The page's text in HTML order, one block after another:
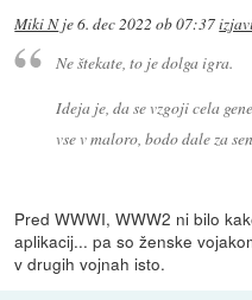
Miki Nje6. dec 2022 ob 07:37
Ne štekate, to je dolga igra.
Ideja je, da se vzgoji cela
vse v maloro, bodo dale za
Pred WWWI, WWW2 ni bilo
aplikacij... pa so ženske
v drugih vojnah isto.